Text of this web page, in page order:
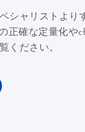
ャリストより
正確な定量化
ください。